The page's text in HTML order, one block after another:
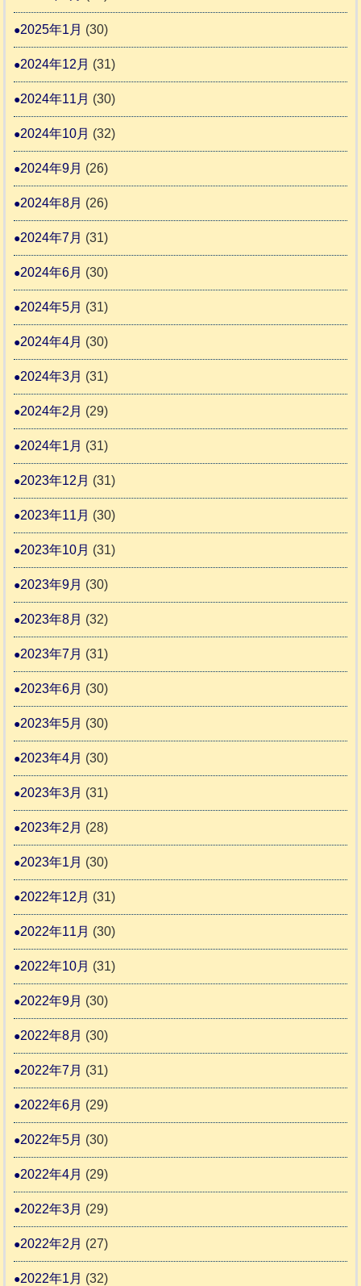
2025年1月 (30)
2024年12月 (31)
2024年11月 (30)
2024年10月 (32)
2024年9月 (26)
2024年8月 (26)
2024年7月 (31)
2024年6月 (30)
2024年5月 (31)
2024年4月 (30)
2024年3月 (31)
2024年2月 (29)
2024年1月 (31)
2023年12月 (31)
2023年11月 (30)
2023年10月 (31)
2023年9月 (30)
2023年8月 (32)
2023年7月 (31)
2023年6月 (30)
2023年5月 (30)
2023年4月 (30)
2023年3月 (31)
2023年2月 (28)
2023年1月 (30)
2022年12月 (31)
2022年11月 (30)
2022年10月 (31)
2022年9月 (30)
2022年8月 (30)
2022年7月 (31)
2022年6月 (29)
2022年5月 (30)
2022年4月 (29)
2022年3月 (29)
2022年2月 (27)
2022年1月 (32)